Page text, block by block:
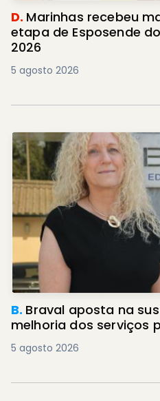
D. Marinhas recebeu
etapa de Esposende
2026
5 agosto 2026
B. Braval aposta na
melhoria dos serviços
5 agosto 2026